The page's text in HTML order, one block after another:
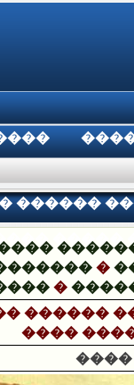
������
�����
�
�
������
����
����